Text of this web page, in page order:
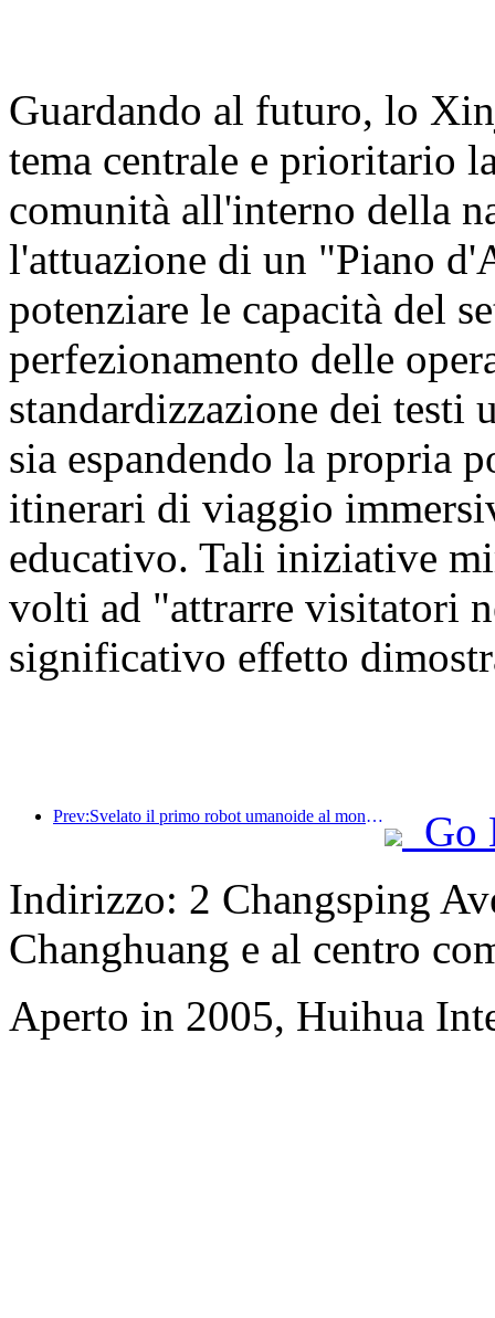
Guardando al futuro, lo
tema centrale e prioritario
comunità all'interno della
l'attuazione di un "Piano
potenziare le capacità del
perfezionamento delle
standardizzazione dei
sia espandendo la propria
itinerari di viaggio
educativo. Tali iniziative
volti ad "attrarre visitatori
significativo effetto
Prev:Svelato il primo robot umanoide al mondo specializzato nei servizi di ristorazione multi-scenario.
Go
Indirizzo: 2 Changsping
Changhuang e al centro
Aperto in 2005, Huihua